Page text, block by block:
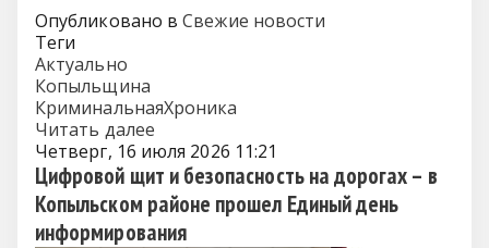
Опубликовано в Свежие новости
Теги
Актуально
Копыльщина
КриминальнаяХроника
Читать далее
Четверг, 16 июля 2026 11:21
Цифровой щит и безопасность на дорогах – в
Копыльском районе прошел Единый день
информирования